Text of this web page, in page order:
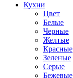
Кухни
Цвет
Белые
Черные
Желтые
Красные
Зеленые
Серые
Бежевые